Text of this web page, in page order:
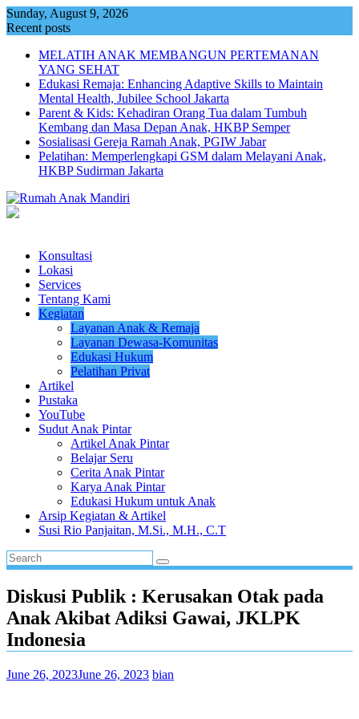
Skip
to
Sunday, August 9, 2026
Recent posts
MELATIH ANAK MEMBANGUN PERTEMANAN
YANG SEHAT
Edukasi Remaja: Enhancing Adaptive Skills to Maintain
Mental Health, Jubilee School Jakarta
Parent & Kids: Kehadiran Orang Tua dalam Tumbuh
Kembang dan Masa Depan Anak, HKBP Semper
Sosialisasi Gereja Ramah Anak, PGIW Jabar
Pelatihan: Memperlengkapi GSM dalam Melayani Anak,
HKBP Sudirman Jakarta
Konsultasi
Lokasi
Services
Tentang Kami
Kegiatan
Layanan Anak & Remaja
Layanan Dewasa-Komunitas
Edukasi Hukum
Pelatihan Privat
Artikel
Pustaka
YouTube
Sudut Anak Pintar
Artikel Anak Pintar
Belajar Seru
Cerita Anak Pintar
Karya Anak Pintar
Edukasi Hukum untuk Anak
Arsip Kegiatan & Artikel
Susi Rio Panjaitan, M.Si., M.H., C.T
Diskusi Publik : Kerusakan Otak pada
Anak Akibat Adiksi Gawai, JKLPK
Indonesia
June 26, 2023June 26, 2023 bian